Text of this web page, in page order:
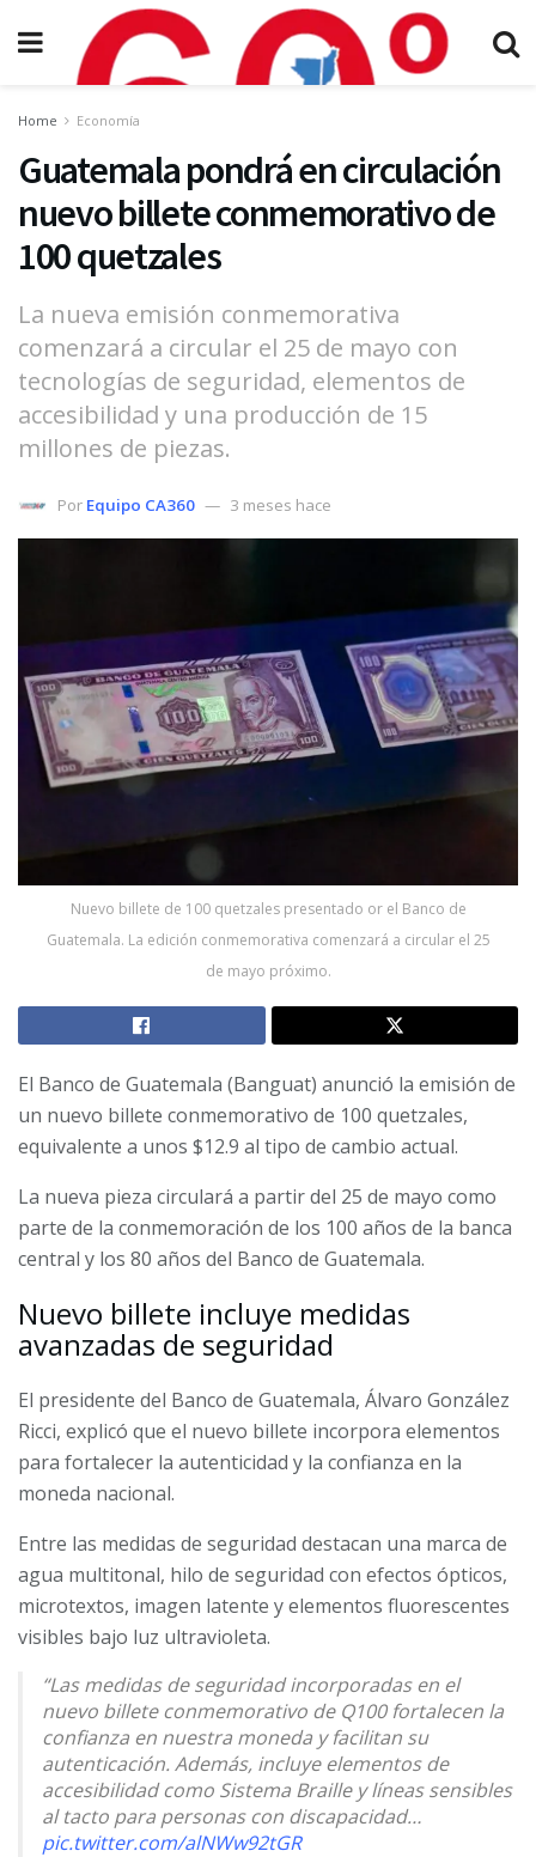
Home Economía
Guatemala pondrá en circulación
nuevo billete conmemorativo de
100 quetzales
La nueva emisión conmemorativa
comenzará a circular el 25 de mayo con
tecnologías de seguridad, elementos de
accesibilidad y una producción de 15
millones de piezas.
Por Equipo CA360 3 meses hace
Nuevo billete de 100 quetzales presentado or el Banco de
Guatemala. La edición conmemorativa comenzará a circular el 25
de mayo próximo.
El Banco de Guatemala (Banguat) anunció la emisión de
un nuevo billete conmemorativo de 100 quetzales,
equivalente a unos $12.9 al tipo de cambio actual.
La nueva pieza circulará a partir del 25 de mayo como
parte de la conmemoración de los 100 años de la banca
central y los 80 años del Banco de Guatemala.
Nuevo billete incluye medidas
avanzadas de seguridad
El presidente del Banco de Guatemala, Álvaro González
Ricci, explicó que el nuevo billete incorpora elementos
para fortalecer la autenticidad y la confianza en la
moneda nacional.
Entre las medidas de seguridad destacan una marca de
agua multitonal, hilo de seguridad con efectos ópticos,
microtextos, imagen latente y elementos fluorescentes
visibles bajo luz ultravioleta.
“Las medidas de seguridad incorporadas en el
nuevo billete conmemorativo de Q100 fortalecen la
confianza en nuestra moneda y facilitan su
autenticación. Además, incluye elementos de
accesibilidad como Sistema Braille y líneas sensibles
al tacto para personas con discapacidad…
pic.twitter.com/alNWw92tGR